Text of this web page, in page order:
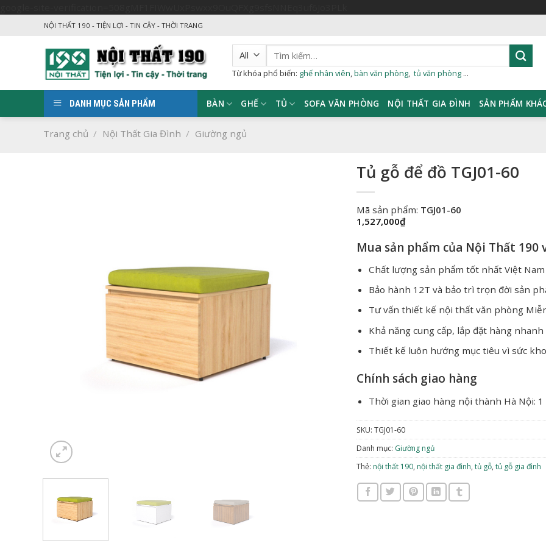
NỘI THẤT 190 - TIỆN LỢI - TIN CẬY - THỜI TRANG
Tìm
kiếm:
Từ khóa phổ biến: ghế nhân viên bàn văn phòng tủ văn phòng ...
DANH MỤC SẢN PHẨM BÀN GHẾ TỦ SOFA VĂN PHÒNG NỘI THẤT GIA ĐÌNH SẢN PHẨM
Trang chủ / Nội Thất Gia Đình / Giường ngủ
Tủ gỗ để đồ TGJ01-60
Mã sản phẩm: TGJ01-60
1,527,000₫
Mua sản phẩm của Nội Thất 190
Chất lượng sản phẩm tốt nhất Việt Nam
Bảo hành 12T và bảo trì trọn đời sản
Tư vấn thiết kế nội thất văn phòng
Khả năng cung cấp, lắp đặt hàng nhanh
Thiết kế luôn hướng mục tiêu vì sức
Chính sách giao hàng
Thời gian giao hàng nội thành Hà Nội: 1
SKU: TGJ01-60
Danh mục: Giường ngủ
Thẻ: nội thất 190, nội thất gia đình,tủ gỗ,tủ gỗ gia đình